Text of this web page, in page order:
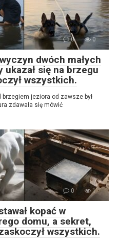
0 0
dwóch małych
ukazał się na brzegu
wszystkich.
brzegiem jeziora od zawsze był
zdawała się mówić
0 1
kopać w
domu, a sekret,
wszystkich.